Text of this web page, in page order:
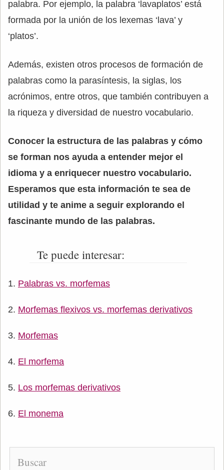
palabra. Por ejemplo, la palabra ‘lavaplatos’ está
formada por la unión de los lexemas ‘lava’ y
‘platos’.
Además, existen otros procesos de formación de
palabras como la parasíntesis, la siglas, los
acrónimos, entre otros, que también contribuyen a
la riqueza y diversidad de nuestro vocabulario.
Conocer la estructura de las palabras y cómo
se forman nos ayuda a entender mejor el
idioma y a enriquecer nuestro vocabulario.
Esperamos que esta información te sea de
utilidad y te anime a seguir explorando el
fascinante mundo de las palabras.
Te puede interesar:
Palabras vs. morfemas
Morfemas flexivos vs. morfemas derivativos
Morfemas
El morfema
Los morfemas derivativos
El monema
Buscar